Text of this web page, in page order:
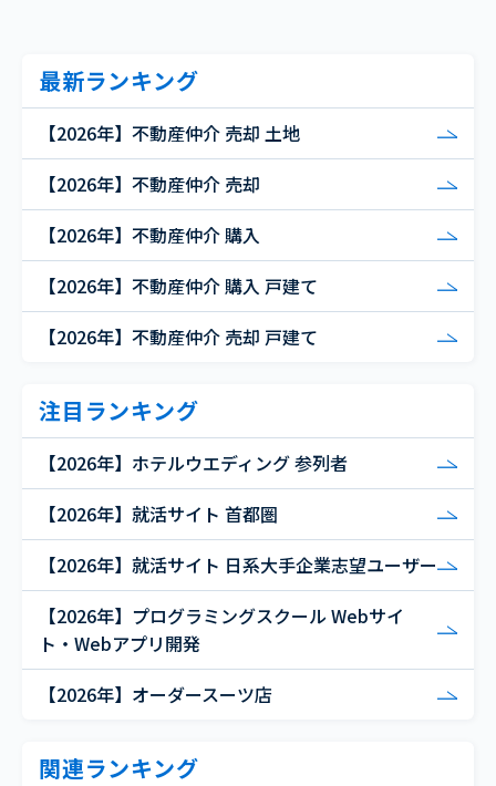
最新ランキング
【2026年】不動産仲介 売却 土地
【2026年】不動産仲介 売却
【2026年】不動産仲介 購入
【2026年】不動産仲介 購入 戸建て
【2026年】不動産仲介 売却 戸建て
注目ランキング
【2026年】ホテルウエディング 参列者
【2026年】就活サイト 首都圏
【2026年】就活サイト 日系大手企業志望ユーザー
【2026年】プログラミングスクール Webサイ
ト・Webアプリ開発
【2026年】オーダースーツ店
関連ランキング